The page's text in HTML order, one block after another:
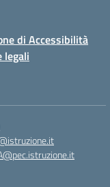
di Accessibilità
legali